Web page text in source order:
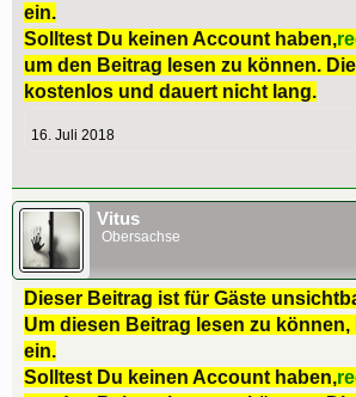
ein.
Solltest Du keinen Account haben,
um den Beitrag lesen zu können.
kostenlos und dauert nicht lang.
16. Juli 2018
Vitus
Obersachse
Dieser Beitrag ist für Gäste
Um diesen Beitrag lesen zu
ein.
Solltest Du keinen Account haben,